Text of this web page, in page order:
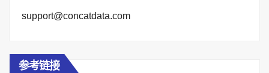
support@concatdata.com
参考链接